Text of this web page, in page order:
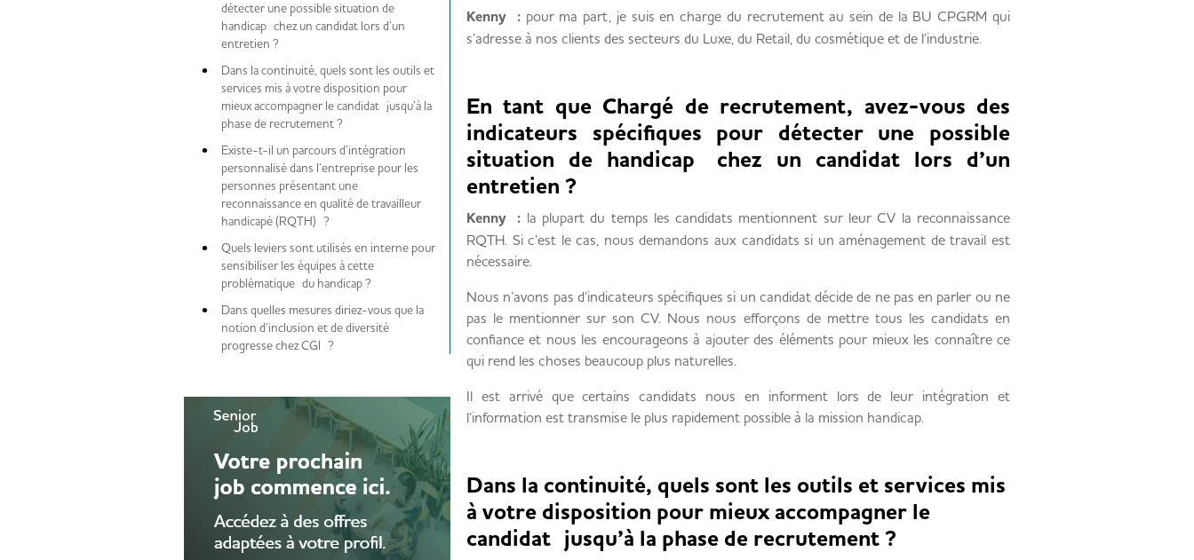
détecter une possible situation de
handicap chez un candidat lors d’un
entretien ?
Dans la continuité, quels sont les outils et
services mis à votre disposition pour
mieux accompagner le candidat jusqu’à la
phase de recrutement ?
Existe-t-il un parcours d’intégration
personnalisé dans l’entreprise pour les
personnes présentant une
reconnaissance en qualité de travailleur
handicapé (RQTH) ?
Quels leviers sont utilisés en interne pour
sensibiliser les équipes à cette
problématique du handicap ?
Dans quelles mesures diriez-vous que la
notion d’inclusion et de diversité
progresse chez CGI ?
Kenny :pour ma part, je suis en charge du recrutement au sein de la BU CPGRM qui
s’adresse à nos clients des secteurs du Luxe, du Retail, du cosmétique et de l’industrie.
En tant que Chargé de recrutement, avez-vous des
indicateurs spécifiques pour détecter une possible
situation de handicap chez un candidat lors d’un
entretien ?
Kenny : la plupart du temps les candidats mentionnent sur leur CV la reconnaissance
RQTH. Si c’est le cas, nous demandons aux candidats si un aménagement de travail est
nécessaire.
Nous n’avons pas d’indicateurs spécifiques si un candidat décide de ne pas en parler ou ne
pas le mentionner sur son CV. Nous nous efforçons de mettre tous les candidats en
confiance et nous les encourageons à ajouter des éléments pour mieux les connaître ce
qui rend les choses beaucoup plus naturelles.
Il est arrivé que certains candidats nous en informent lors de leur intégration et
l’information est transmise le plus rapidement possible à la mission handicap.
Dans la continuité, quels sont les outils et services mis
à votre disposition pour mieux accompagner le
candidat jusqu’à la phase de recrutement ?